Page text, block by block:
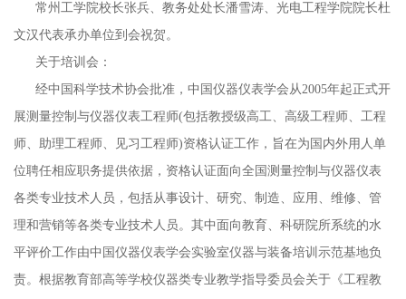
常州工学院校长张兵、教务处处长潘雪涛、光电工程学院院长杜
文汉代表承办单位到会祝贺。
关于培训会：
经中国科学技术协会批准，中国仪器仪表学会从2005年起正式开
展测量控制与仪器仪表工程师(包括教授级高工、高级工程师、工程
师、助理工程师、见习工程师)资格认证工作，旨在为国内外用人单
位聘任相应职务提供依据，资格认证面向全国测量控制与仪器仪表
各类专业技术人员，包括从事设计、研究、制造、应用、维修、管
理和营销等各类专业技术人员。其中面向教育、科研院所系统的水
平评价工作由中国仪器仪表学会实验室仪器与装备培训示范基地负
责。根据教育部高等学校仪器类专业教学指导委员会关于《工程教